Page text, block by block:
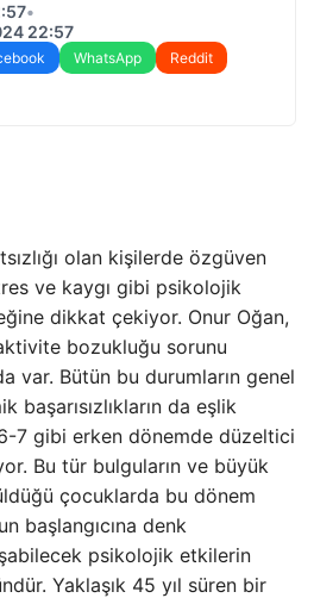
•
22:57
WhatsApp
Reddit
olan kişilerde özgüven
ve kaygı gibi psikolojik
dikkat çekiyor. Onur Oğan,
bozukluğu sorunu
var. Bütün bu durumların genel
başarısızlıkların da eşlik
7 gibi erken dönemde düzeltici
Bu tür bulguların ve büyük
çocuklarda bu dönem
başlangıcına denk
psikolojik etkilerin
Yaklaşık 45 yıl süren bir